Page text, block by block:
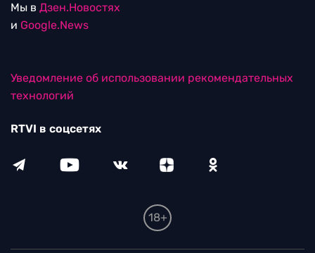
Мы в Дзен.Новостях
и Google.News
Уведомление об использовании рекомендательных
технологий
RTVI в соцсетях
18+